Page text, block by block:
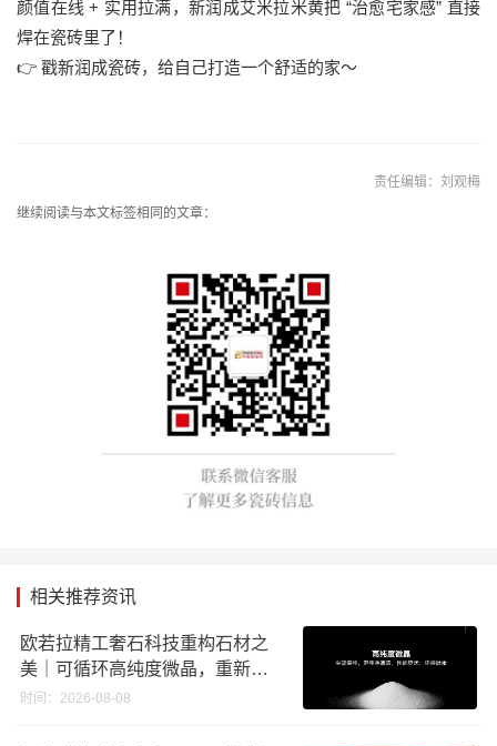
颜值在线 + 实用拉满，新润成艾米拉米黄把 “治愈宅家感” 直接
焊在瓷砖里了！
👉 戳新润成瓷砖，给自己打造一个舒适的家～
责任编辑：刘观梅
继续阅读与本文标签相同的文章：
相关推荐资讯
欧若拉精工奢石科技重构石材之
美｜可循环高纯度微晶，重新定
义高端奢石原料
时间：2026-08-08